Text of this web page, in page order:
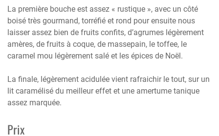
La première bouche est assez « rustique », avec un côté
boisé très gourmand, torréfié et rond pour ensuite nous
laisser assez bien de fruits confits, d’agrumes légèrement
amères, de fruits à coque, de massepain, le toffee, le
caramel mou légèrement salé et les épices de Noël.
La finale, légèrement acidulée vient rafraichir le tout, sur un
lit caramélisé du meilleur effet et une amertume tanique
assez marquée.
Prix